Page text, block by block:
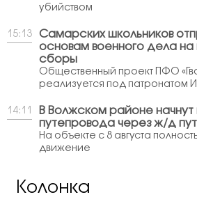
убийством
15:13
Самарских школьников
основам военного дела
сборы
Общественный проект ПФО
реализуется под патронатом
14:11
В Волжском районе
путепровода через ж/д
На объекте с 8 августа
движение
Колонка